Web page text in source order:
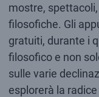
mostre,
filosofiche. Gli
gratuiti, durante i
filosofico e non
sulle varie
esplorerà la